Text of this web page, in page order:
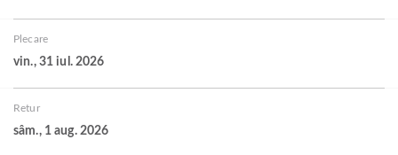
Plecare
vin., 31 iul. 2026
Retur
sâm., 1 aug. 2026